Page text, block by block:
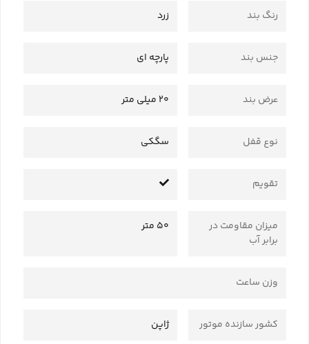
رنگ بند زرد
جنس بند پارچه ای
عرض بند 20 میلی متر
نوع قفل سگکی
تقویم
میزان مقاومت در
برابر آب
50 متر
وزن ساعت
کشور سازنده موتور ژاپن